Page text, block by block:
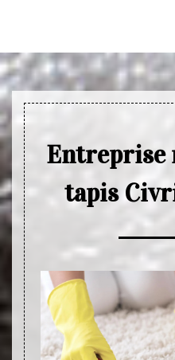
Entreprise
tapis